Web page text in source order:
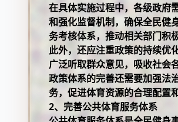
在具体实施过程中，各级政府
和强化监督机制，确保全民健
务考核体系，推动相关部门积
此外，还应注重政策的持续优
广泛听取群众意见，吸收社会
政策体系的完善还需要加强法
务，促进体育资源的合理配置
2、完善公共体育服务体系